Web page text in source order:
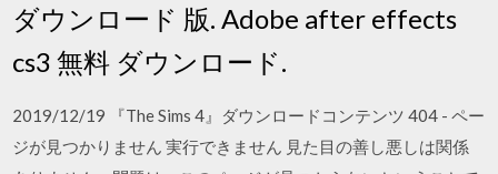
ダウンロード 版. Adobe after effects
cs3 無料 ダウンロード.
2019/12/19 『The Sims 4』ダウンロードコンテンツ 404 - ペー
ジが見つかりません 実行できません 見た目の善し悪しは関係